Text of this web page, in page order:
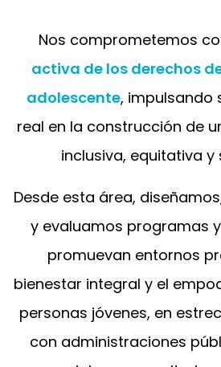
​Nos comprometemos
activa de los derechos
adolescente, impulsando
real en la construcción de
inclusiva, equitativa y
Desde esta área,
y evaluamos programas
promuevan entornos
bienestar integral y el
personas jóvenes, en
con administraciones